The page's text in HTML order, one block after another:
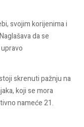
svojim korijenima i
da se
skrenuti pažnju na
koji se mora
nameće 21.